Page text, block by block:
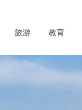
旅游 教育